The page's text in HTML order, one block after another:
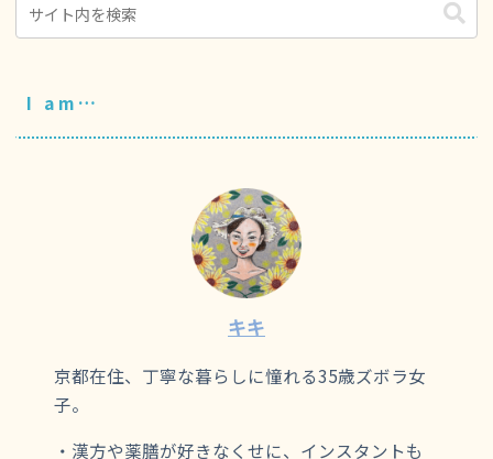
I am…
キキ
京都在住、丁寧な暮らしに憧れる35歳ズボラ女
子。
・漢方や薬膳が好きなくせに、インスタントも